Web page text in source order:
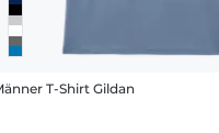
T-Shirt Gildan